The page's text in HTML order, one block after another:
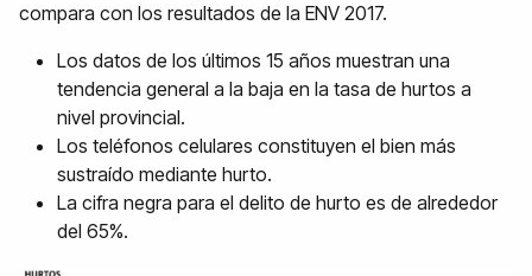
compara con los resultados de la ENV 2017.
Los datos de los últimos 15 años muestran una
tendencia general a la baja en la tasa de hurtos a
nivel provincial.
Los teléfonos celulares constituyen el bien más
sustraído mediante hurto.
La cifra negra para el delito de hurto es de alrededor
del 65%.